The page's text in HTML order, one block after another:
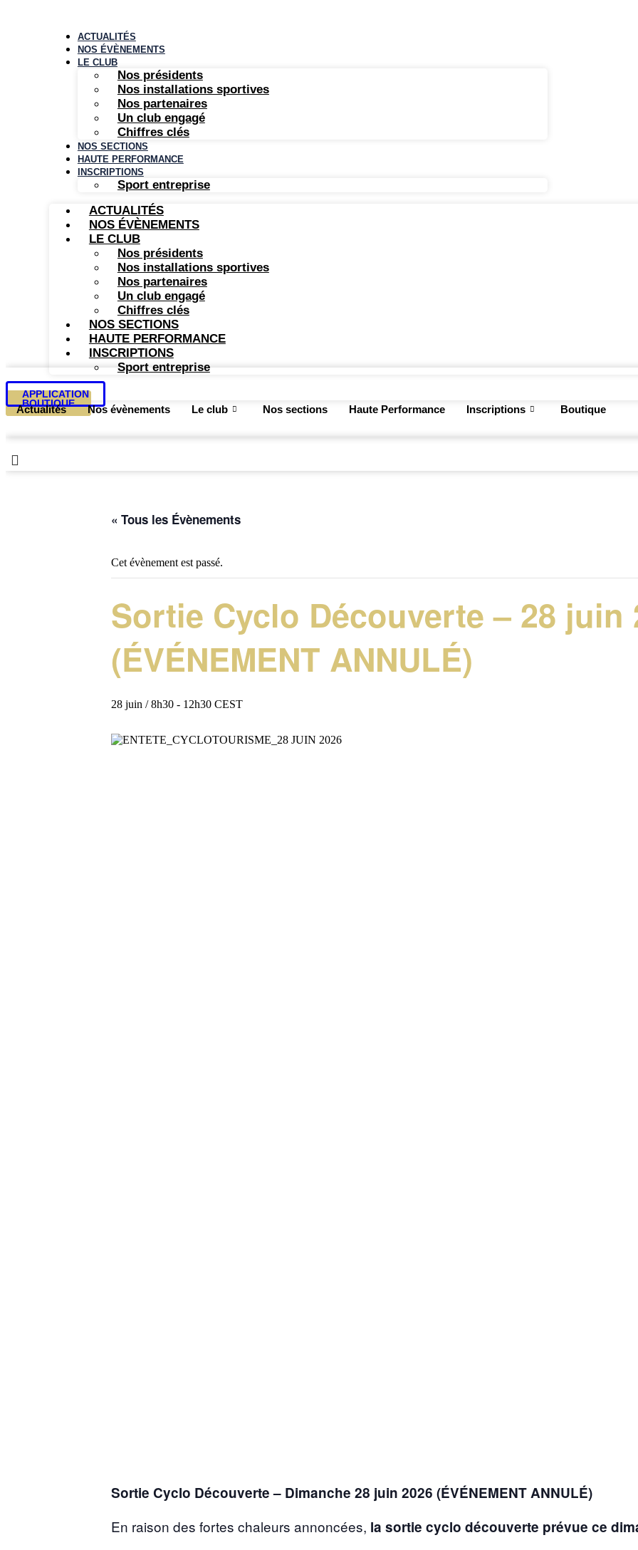
ACTUALITÉS
NOS ÉVÈNEMENTS
LE CLUB
Nos présidents
Nos installations sportives
Nos partenaires
Un club engagé
Chiffres clés
NOS SECTIONS
HAUTE PERFORMANCE
INSCRIPTIONS
Sport entreprise
ACTUALITÉS
NOS ÉVÈNEMENTS
LE CLUB
Nos présidents
Nos installations sportives
Nos partenaires
Un club engagé
Chiffres clés
NOS SECTIONS
HAUTE PERFORMANCE
INSCRIPTIONS
Sport entreprise
BOUTIQUE
APPLICATION
Actualités Nos évènements Le club Nos sections Haute Performance Inscriptions Boutique
« Tous les Évènements
Cet évènement est passé.
Sortie Cyclo Découverte – 28 juin
(ÉVÉNEMENT ANNULÉ)
28 juin / 8h30 - 12h30 CEST
Sortie Cyclo Découverte – Dimanche 28 juin 2026 (ÉVÉNEMENT ANNULÉ)
En raison des fortes chaleurs annoncées, la sortie cyclo découverte prévue ce